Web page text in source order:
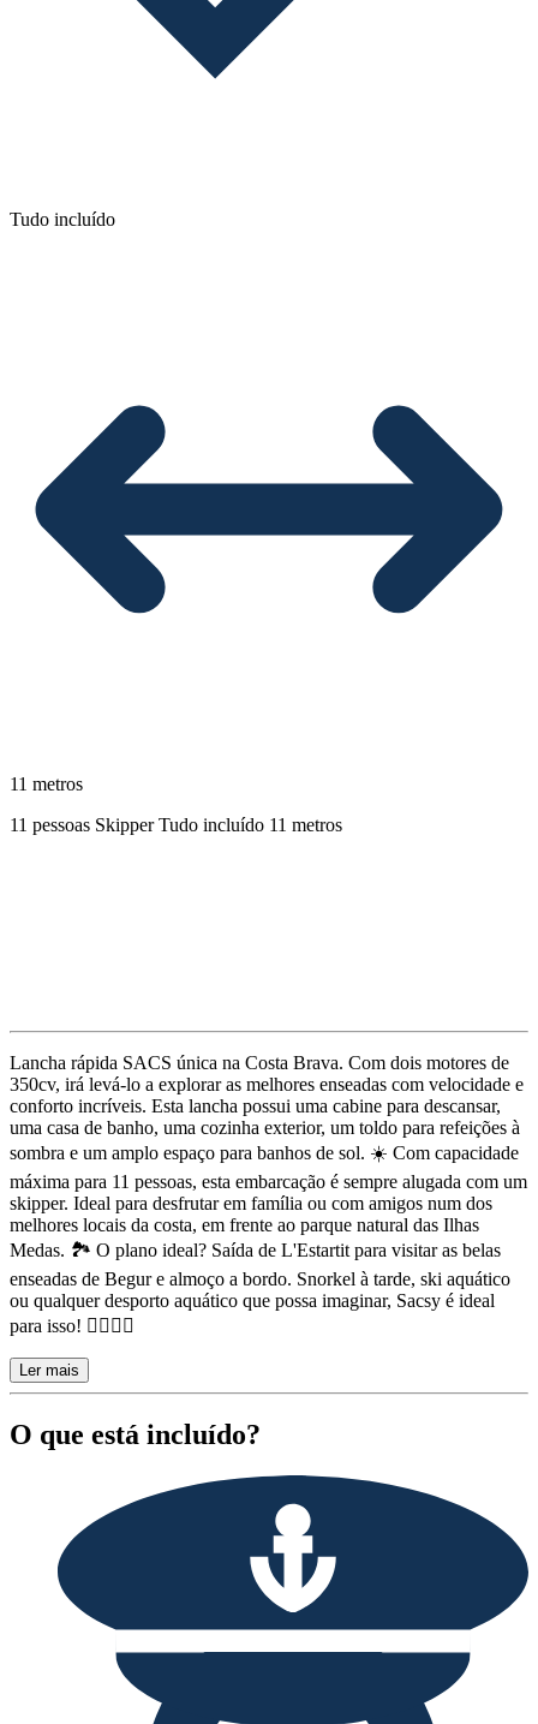
Tudo incluído
11 metros
11 pessoas Skipper Tudo incluído 11 metros
Descrição
Lancha rápida SACS única na Costa Brava. Com dois motores de
350cv, irá levá-lo a explorar as melhores enseadas com velocidade e
conforto incríveis. Esta lancha possui uma cabine para descansar,
uma casa de banho, uma cozinha exterior, um toldo para refeições à
sombra e um amplo espaço para banhos de sol. ☀️ Com capacidade
máxima para 11 pessoas, esta embarcação é sempre alugada com um
skipper. Ideal para desfrutar em família ou com amigos num dos
melhores locais da costa, em frente ao parque natural das Ilhas
Medas. 🏞️ O plano ideal? Saída de L'Estartit para visitar as belas
enseadas de Begur e almoço a bordo. Snorkel à tarde, ski aquático
ou qualquer desporto aquático que possa imaginar, Sacsy é ideal
para isso! 🏊‍♀️🏄‍♂️
Ler mais
O que está incluído?